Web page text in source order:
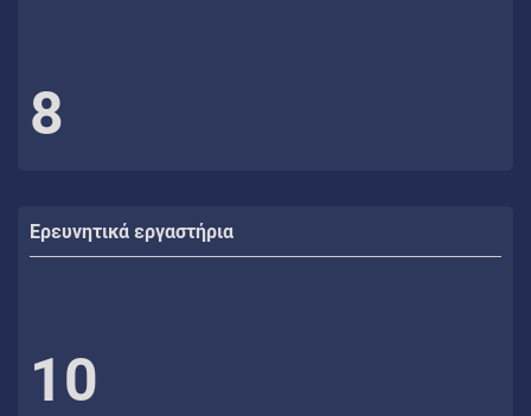
8
Ερευνητικά εργαστήρια
10